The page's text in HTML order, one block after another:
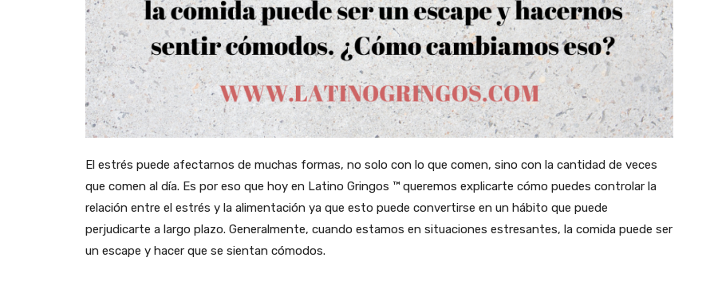
El estrés puede afectarnos de muchas formas, no solo con lo que comen, sino con la cantidad de veces
que comen al día. Es por eso que hoy en Latino Gringos ™ queremos explicarte cómo puedes controlar la
relación entre el estrés y la alimentación ya que esto puede convertirse en un hábito que puede
perjudicarte a largo plazo. Generalmente, cuando estamos en situaciones estresantes, la comida puede ser
un escape y hacer que se sientan cómodos.